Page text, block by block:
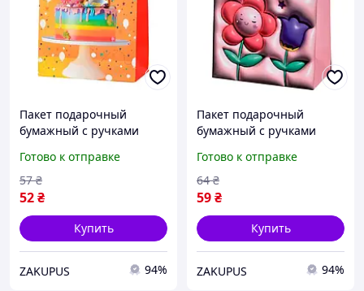
Пакет подарочный
бумажный с ручками
"Birthday cake 3D"
18х23х10 см Orange
Готово к отправке
52₴
57 ₴
Купить
ZAKUPUS 94%
Пакет подарочный
бумажный с ручками
3D" 31х41х12 см Pink
Готово к отправке
59₴
64 ₴
Купить
ZAKUPUS 94%